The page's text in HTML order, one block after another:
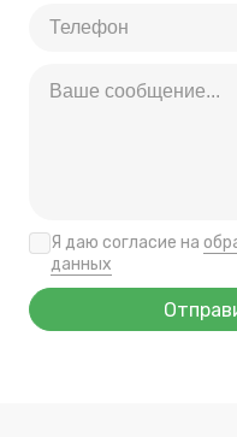
Я даю согласие на
данных